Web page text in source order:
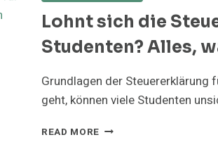
Lohnt sich die
Studenten? Alles,
Grundlagen der Steuererklärung
geht, können viele Studenten
READ MORE LOHNT